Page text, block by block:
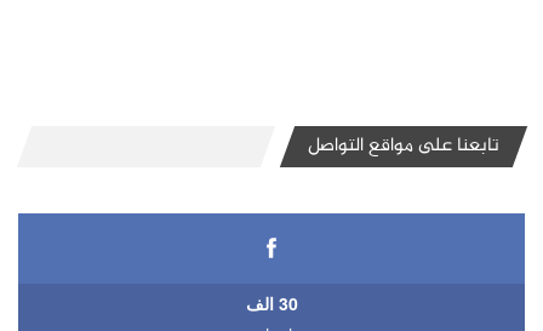
تابعنا على مواقع التواصل
30 الف